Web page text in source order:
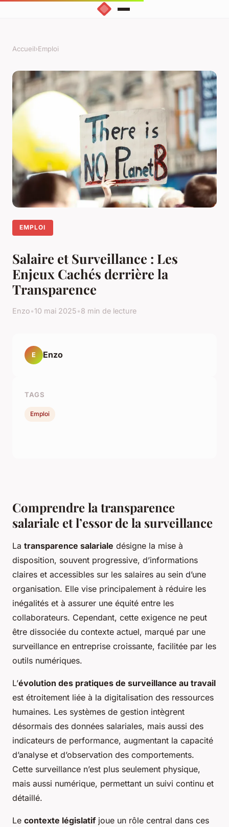
Accueil›Emploi
EMPLOI
Salaire et Surveillance : Les
Enjeux Cachés derrière la
Transparence
Enzo•10 mai 2025•8 min de lecture
Comprendre la transparence
salariale et l’essor de la surveillance
La transparence salariale désigne la mise à
disposition, souvent progressive, d’informations
claires et accessibles sur les salaires au sein d’une
organisation. Elle vise principalement à réduire les
inégalités et à assurer une équité entre les
collaborateurs. Cependant, cette exigence ne peut
être dissociée du contexte actuel, marqué par une
surveillance en entreprise croissante, facilitée par les
outils numériques.
L’évolution des pratiques de surveillance au travail
est étroitement liée à la digitalisation des ressources
humaines. Les systèmes de gestion intègrent
désormais des données salariales, mais aussi des
indicateurs de performance, augmentant la capacité
d’analyse et d’observation des comportements.
Cette surveillance n’est plus seulement physique,
mais aussi numérique, permettant un suivi continu et
détaillé.
Le contexte législatifjoue un rôle central dans ces
E Enzo
TAGS
Emploi